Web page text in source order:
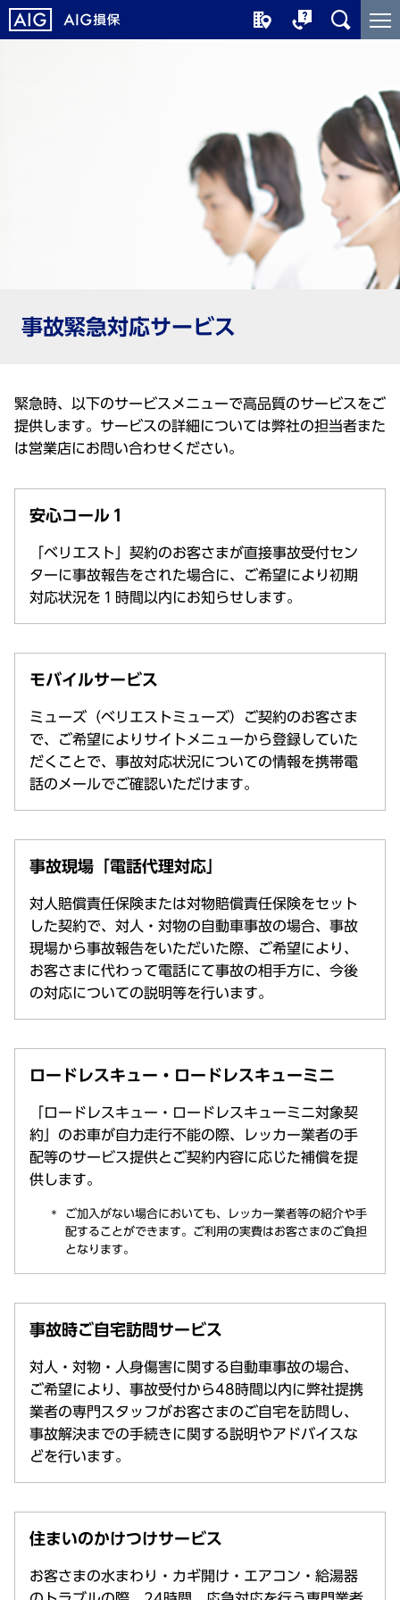
メ
イ
こ
こ
事故緊急対応サービス
緊急時、 以下のサービスメニューで高品質のサービス をご
提供します。 サービス の詳細 については弊社の担当者また
は営業店にお問い合わせください。
安心コール１
「ベリエスト」契約のお客さまが直接事故受付セン
ターに事故報告をされた場合に、ご希望により初期
対応状況を１時間以内にお知らせします。
モバイルサービス
ミューズ（ベリエストミューズ）ご契約のお客さま
で、ご希望によりサイトメニューから登録していた
だくことで、事故対応状況についての情報を携帯電
話のメールでご確認いただけます。
事故現場「電話代理対応」
対人賠償責任保険または対物賠償責任保険をセット
した契約で、対人・対物の自動車事故の場合、事故
現場から事故報告をいただいた際、ご希望により、
お客さまに代わって電話にて事故の相手方に、今後
の対応についての説明等を行います。
ロードレスキュー・ロードレスキューミニ
「ロードレスキュー・ロードレスキューミニ対象契
約」のお車が自力走行不能の際、レッカー業者の手
配等のサービス提供とご契約内容に応じた補償を提
供します。
ご加入がない場合においても、レッカー業者等の紹介や手
配することができます。ご利用の実費はお客さまのご負担
となります。
事故時ご自宅訪問サービス
対人・対物・人身傷害に関する自動車事故の場合、
ご希望により、事故受付から48時間以内に弊社提携
業者の専門スタッフがお客さまのご自宅を訪問し、
事故解決までの手続きに関する説明やアドバイスな
どを行います。
住まいのかけつけサービス
お客さまの水まわり・カギ開け・エアコン・給湯器